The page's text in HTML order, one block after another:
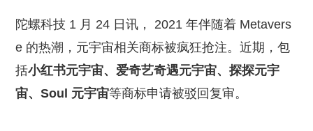
陀螺科技 1 月 24 日讯， 2021 年伴随着 Metavers
e 的热潮，元宇宙相关商标被疯狂抢注。近期，包
括小红书元宇宙、爱奇艺奇遇元宇宙、探探元宇
宙、Soul 元宇宙等商标申请被驳回复审。